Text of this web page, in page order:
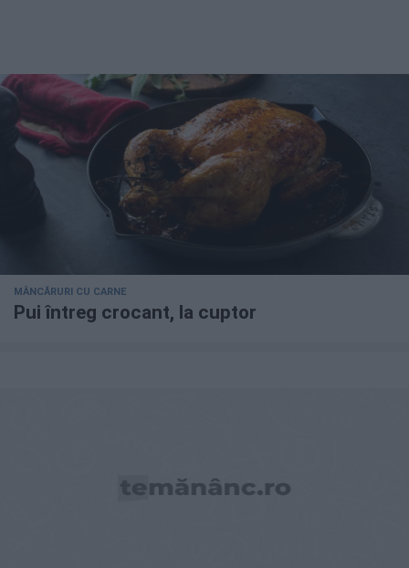
MÂNCĂRURI CU CARNE
Pui întreg crocant, la cuptor